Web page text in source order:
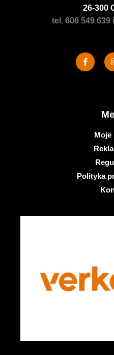
26-300
tel. 608 549 639
Moje
Polityka